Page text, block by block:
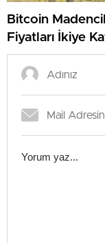
Bitcoin
Fiyatları İkiye